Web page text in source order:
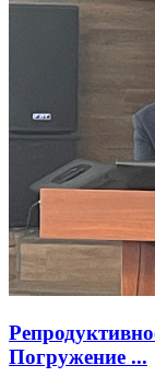
Погружение ...